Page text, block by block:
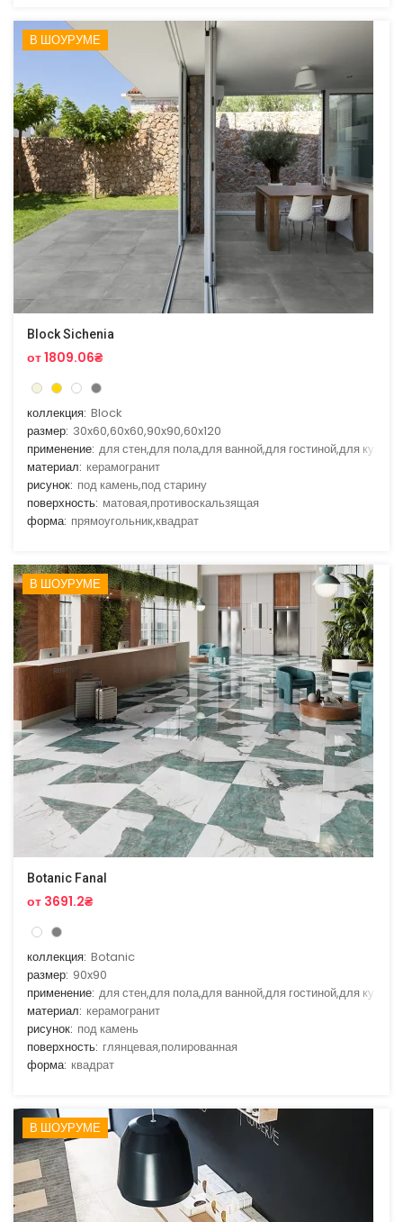
В ШОУРУМЕ
Block Sichenia
от 1809.06₴
коллекция: Block
размер: 30x60,60x60,90x90,60x120
применение: для стен,для пола,для ванной,для гостиной,для кухни
материал: керамогранит
рисунок: под камень,под старину
поверхность: матовая,противоскальзящая
форма: прямоугольник,квадрат
В ШОУРУМЕ
Botanic Fanal
от 3691.2₴
коллекция: Botanic
размер: 90x90
применение: для стен,для пола,для ванной,для гостиной,для кухни
материал: керамогранит
рисунок: под камень
поверхность: глянцевая,полированная
форма: квадрат
В ШОУРУМЕ